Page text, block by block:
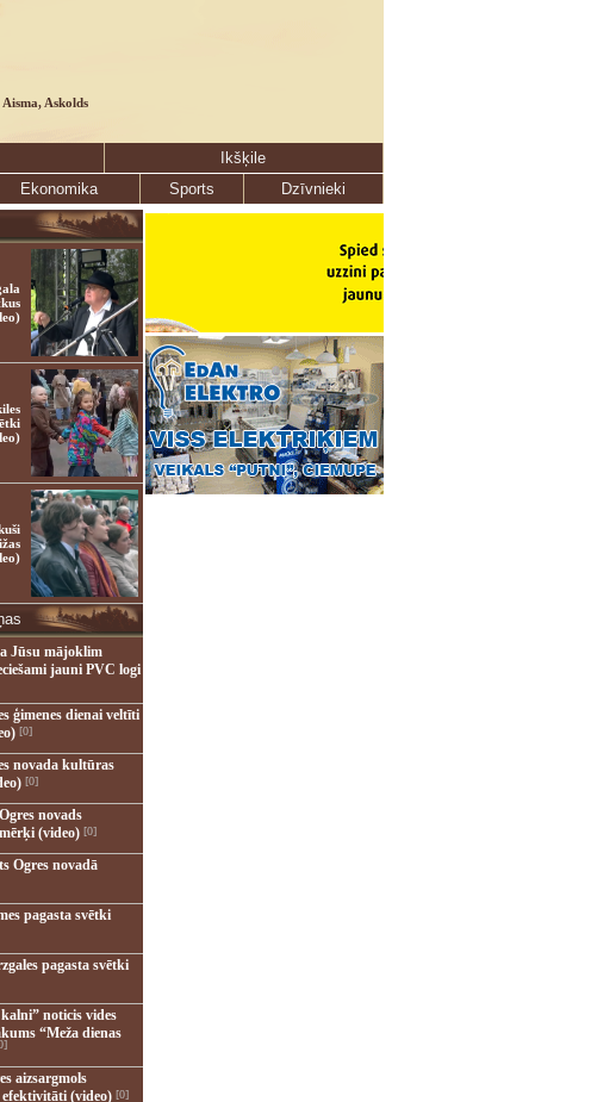
Aisma, Askolds
Ikšķile
Ekonomika Sports
Dzīvnieki
Jūsu mājoklim
jauni PVC logi
ģimenes dienai veltīti
[0]
novada kultūras
[0]
novads
(video)[0]
Ogres novadā
pagasta svētki
pagasta svētki
noticis vides
“Meža dienas
aizsargmols
(video)[0]